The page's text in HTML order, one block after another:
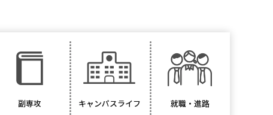
副専攻 キャンパスライフ 就職・進路